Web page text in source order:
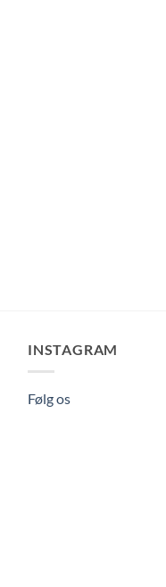
INSTAGRAM
Følg os